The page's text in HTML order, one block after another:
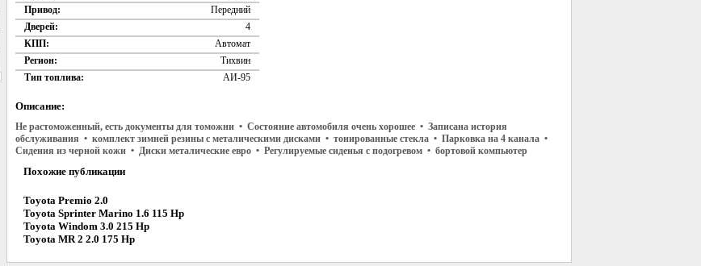
Привод:
Передний
Дверей:
4
КПП:
Автомат
Регион:
Тихвин
Тип топлива:
АИ-95
Описание:
Не растоможенный, есть документы для томожни • Состояние автомобиля очень хорошее • Записана история
обслуживания • комплект зимней резины с металическими дисками • тонированные стекла • Парковка на 4 канала •
Сидения из черной кожи • Диски металические евро • Регулируемые сиденья с подогревом • бортовой компьютер
Похожие публикации
Toyota Premio 2.0
Toyota Sprinter Marino 1.6 115 Hp
Toyota Windom 3.0 215 Hp
Toyota MR 2 2.0 175 Hp